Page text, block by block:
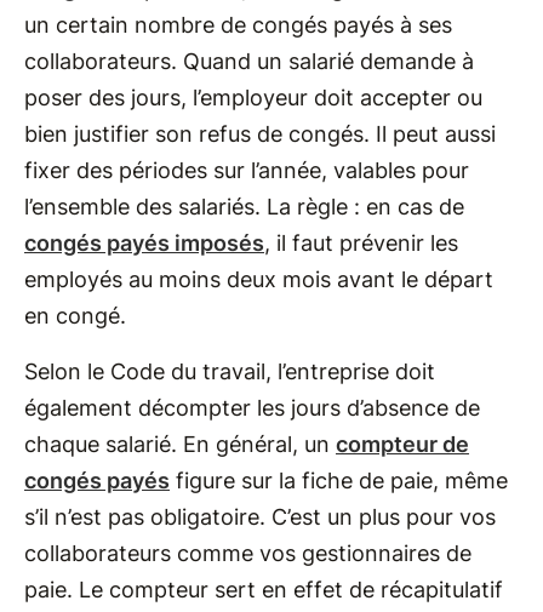
un certain nombre de congés payés à ses
collaborateurs. Quand un salarié demande à
poser des jours, l’employeur doit accepter ou
bien justifier son refus de congés. Il peut aussi
fixer des périodes sur l’année, valables pour
l’ensemble des salariés. La règle : en cas de
congés payés imposés, il faut prévenir les
employés au moins deux mois avant le départ
en congé.
Selon le Code du travail, l’entreprise doit
également décompter les jours d’absence de
chaque salarié. En général, un compteur de
congés payés figure sur la fiche de paie, même
s’il n’est pas obligatoire. C’est un plus pour vos
collaborateurs comme vos gestionnaires de
paie. Le compteur sert en effet de récapitulatif